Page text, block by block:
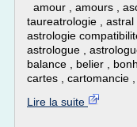
amour , amours ,
taureatrologie , astral
astrologie
astrologue ,
balance , belier ,
cartes , cartomancie
Lire la suite